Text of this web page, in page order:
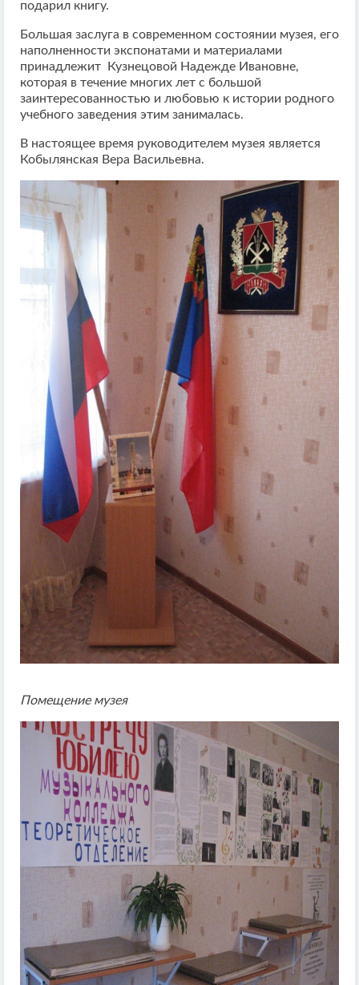
подарил книгу.
Большая заслуга в современном состоянии музея, его
наполненности экспонатами и материалами
принадлежит Кузнецовой Надежде Ивановне,
которая в течение многих лет с большой
заинтересованностью и любовью к истории родного
учебного заведения этим занималась.
В настоящее время руководителем музея является
Кобылянская Вера Васильевна.
Помещение музея